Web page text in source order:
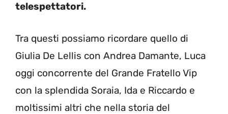
telespettatori.
Tra questi possiamo ricordare quello di
Giulia De Lellis con Andrea Damante, Luca
oggi concorrente del Grande Fratello Vip
con la splendida Soraia, Ida e Riccardo e
moltissimi altri che nella storia del